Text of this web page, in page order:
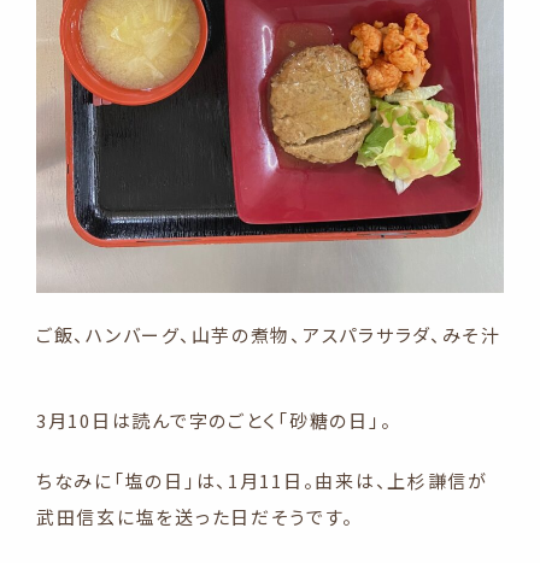
ご飯、ハンバーグ、山芋の煮物、アスパラサラダ、みそ汁
3月10日は読んで字のごとく「砂糖の日」。
ちなみに「塩の日」は、1月11日。由来は、上杉謙信が
武田信玄に塩を送った日だそうです。